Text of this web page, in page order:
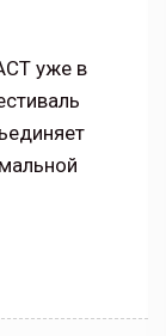
уже в